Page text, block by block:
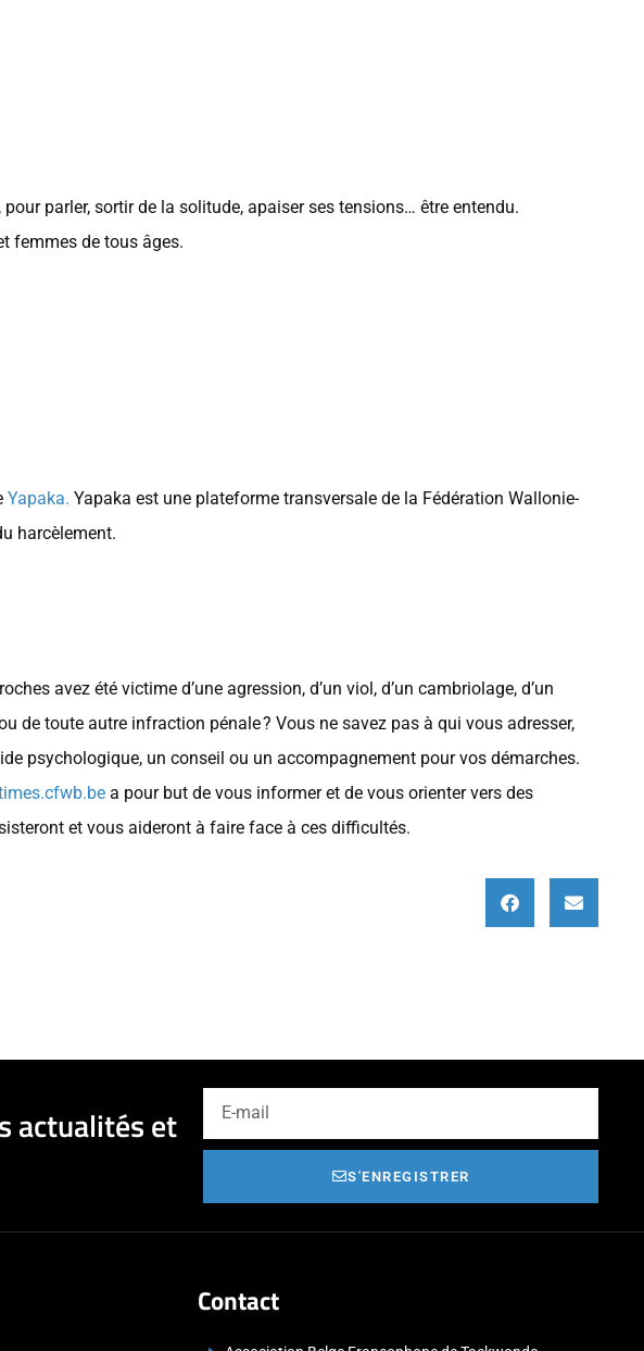
parler, sortir de la solitude, apaiser ses tensions… être entendu.
femmes de tous âges.
Yapaka. Yapaka est une plateforme transversale de la Fédération Wallonie-
harcèlement.
avez été victime d’une agression, d’un viol, d’un cambriolage, d’un
de toute autre infraction pénale ? Vous ne savez pas à qui vous adresser,
psychologique, un conseil ou un accompagnement pour vos démarches.
a pour but de vous informer et de vous orienter vers des
et vous aideront à faire face à ces difficultés.
actualités et
S'ENREGISTRER
Contact